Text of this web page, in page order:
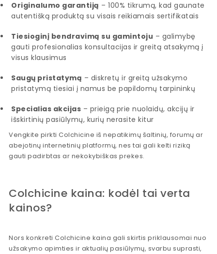
Originalumo garantiją – 100% tikrumą, kad gaunate
autentišką produktą su visais reikiamais sertifikatais
Tiesioginį bendravimą su gamintoju – galimybę
gauti profesionalias konsultacijas ir greitą atsakymą į
visus klausimus
Saugų pristatymą – diskretų ir greitą užsakymo
pristatymą tiesiai į namus be papildomų tarpininkų
Specialias akcijas – prieigą prie nuolaidų, akcijų ir
išskirtinių pasiūlymų, kurių nerasite kitur
Vengkite pirkti Colchicine iš nepatikimų šaltinių, forumų ar
abejotinų internetinių platformų, nes tai gali kelti riziką
gauti padirbtas ar nekokybiškas prekes.
Colchicine kaina: kodėl tai verta
kainos?
Nors konkreti Colchicine kaina gali skirtis priklausomai nuo
užsakymo apimties ir aktualių pasiūlymų, svarbu suprasti,